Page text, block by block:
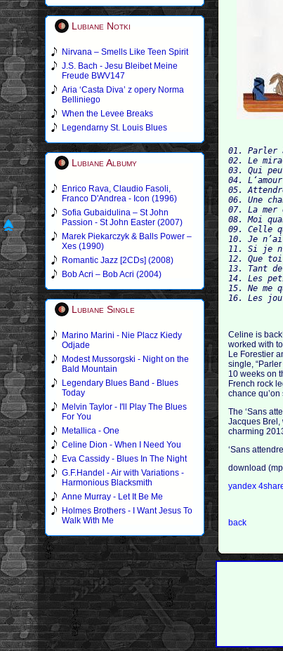
Lubiane Notki
Nirvana – Smells Like Teen Spirit
J.S. Bach - Jesu Bleibet Meine
Freude BWV147
Aria ‘Casta Diva’ z opery Norma
Belliniego
When the Levee Breaks
Legendarny St. Louis Blues
Lubiane Albumy
Enrico Rava, Claudio Fasoli,
Franco D'Andrea - Icon (1996)
Sofia Gubaidulina – St John
Passion - St John Easter (2007)
Marek Piekarczyk & Balls Power –
Xes (1990)
Romantic Jazz [2CDs] (2008)
Bob Acri – Bob Acri (2004)
Lubiane Single
Marino Marini - Nie Placz Kiedy
Odjade
Modest Mussorgski - Night on the
Bald Mountain
Legendary Blues Band - Blues
Today
Melvin Taylor - I'll Play The Blues
For You
Metallica - One
Celine Dion - When I Need You
Eva Cassidy - Blues In The Night
G.F.Handel - Air with Variations -
Harmonious Blacksmith
Anne Murray - Let It Be Me
Holmes Brothers - I Want Jesus To
Walk With Me
01. Parler
02. Le
03. Qui
04.
05.
06. Une
07. La
08. Moi
09. Celle
10. Je n’ai
11. Si je
12. Que
13. Tant
14. Les
15. Ne me
Celine is
worked with
Le Forestier
single,
10 weeks on
French rock
chance qu’on
The ‘Sans
Jacques Brel,
charming
‘Sans
download
yandex
back